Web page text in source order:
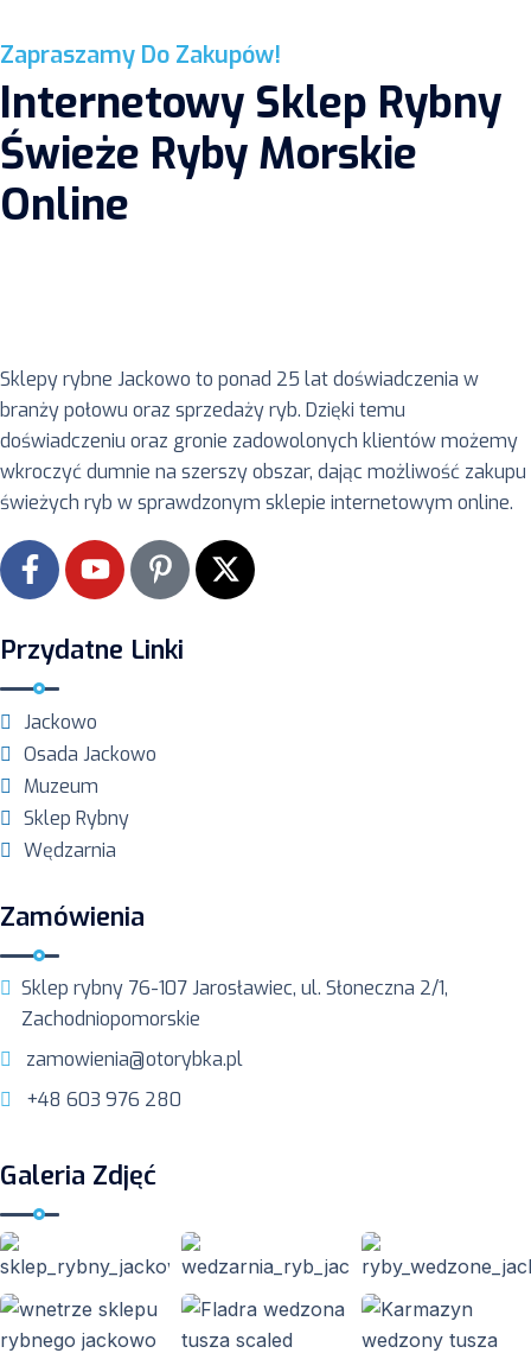
Zapraszamy Do Zakupów!
Internetowy Sklep Rybny
Świeże Ryby Morskie
Online
Sklepy rybne Jackowo to ponad 25 lat doświadczenia w
branży połowu oraz sprzedaży ryb. Dzięki temu
doświadczeniu oraz gronie zadowolonych klientów możemy
wkroczyć dumnie na szerszy obszar, dając możliwość zakupu
świeżych ryb w sprawdzonym sklepie internetowym online.
Przydatne Linki
Jackowo
Osada Jackowo
Muzeum
Sklep Rybny
Wędzarnia
Zamówienia
Sklep rybny 76-107 Jarosławiec, ul. Słoneczna 2/1,
Zachodniopomorskie
zamowienia@otorybka.pl
+48 603 976 280
Galeria Zdjęć